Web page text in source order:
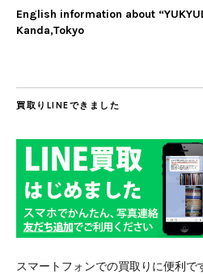
English information about
Kanda,Tokyo
買取りLINEできました
スマートフォンでの買取りに便利で